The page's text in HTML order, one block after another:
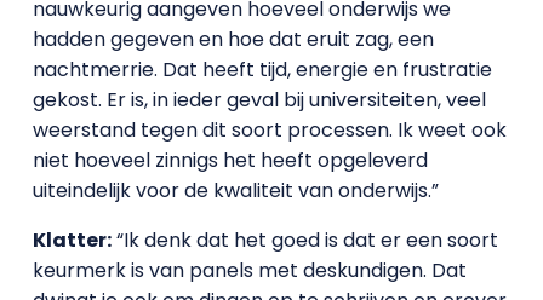
nauwkeurig aangeven hoeveel onderwijs we
hadden gegeven en hoe dat eruit zag, een
nachtmerrie. Dat heeft tijd, energie en frustratie
gekost. Er is, in ieder geval bij universiteiten, veel
weerstand tegen dit soort processen. Ik weet ook
niet hoeveel zinnigs het heeft opgeleverd
uiteindelijk voor de kwaliteit van onderwijs.”
Klatter:“Ik denk dat het goed is dat er een soort
keurmerk is van panels met deskundigen. Dat